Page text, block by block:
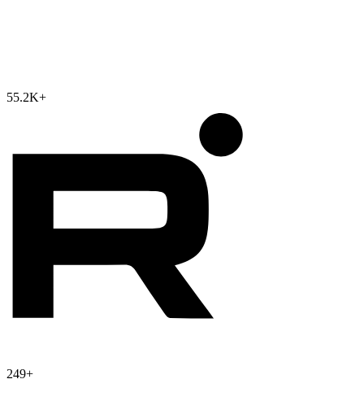
55.2K+
249+